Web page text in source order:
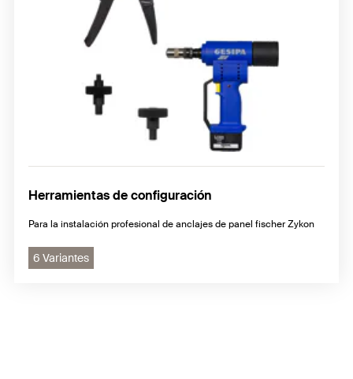
Herramientas de configuración
Para la instalación profesional de anclajes de panel fischer Zykon
6 Variantes